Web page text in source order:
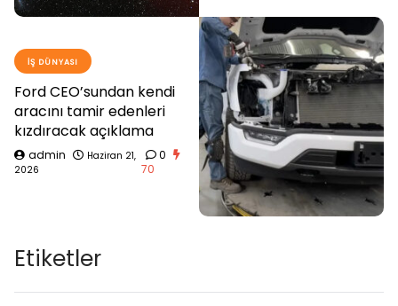
İŞ DÜNYASI
Ford CEO’sundan kendi
aracını tamir edenleri
kızdıracak açıklama
admin
Haziran 21,
2026
0
70
Etiketler